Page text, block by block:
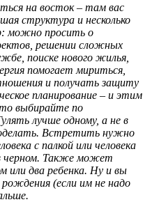
на восток – там вас
структура и несколько
можно просить о
решении сложных
поиске нового жилья,
помогает мириться,
и получать защиту
планирование – и этим
выбирайте по
лучше одному, а не в
Встретить нужно
с палкой или человека
черном. Также может
или два ребенка. Ну и вы
(если им не надо